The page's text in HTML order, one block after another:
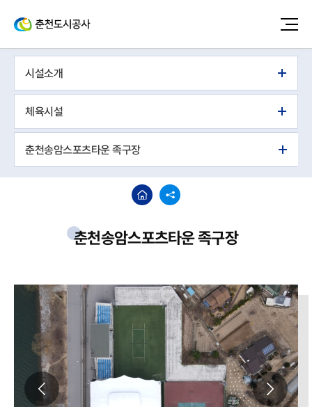
시설소개
체육시설
춘천송암스포츠타운 족구장
춘천송암스포츠타운 족구장